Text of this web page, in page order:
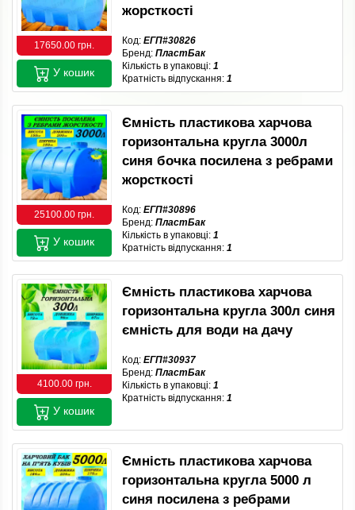
17650.00 грн.
жорсткості
Код: ЕГП#30826
Бренд: ПластБак
Кількість в упаковці: 1
Кратність відпускання: 1
У кошик
25100.00 грн.
Ємність пластикова харчова
горизонтальна кругла 3000л
синя бочка посилена з ребрами
жорсткості
Код: ЕГП#30896
Бренд: ПластБак
Кількість в упаковці: 1
Кратність відпускання: 1
У кошик
4100.00 грн.
Ємність пластикова харчова
горизонтальна кругла 300л синя
ємність для води на дачу
Код: ЕГП#30937
Бренд: ПластБак
Кількість в упаковці: 1
Кратність відпускання: 1
У кошик
Ємність пластикова харчова
горизонтальна кругла 5000 л
синя посилена з ребрами